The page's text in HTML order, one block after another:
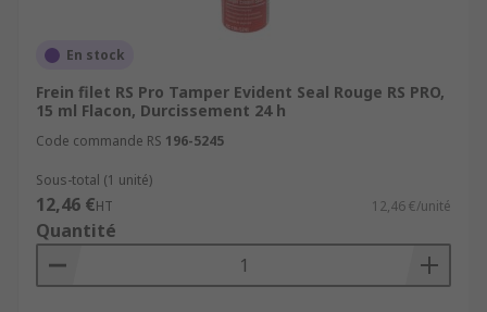
En stock
Frein filet RS Pro Tamper Evident Seal Rouge RS PRO,
15 ml Flacon, Durcissement 24 h
Code commande RS 196-5245
Sous-total (1 unité)
12,46 €HT 12,46 €/unité
Quantité